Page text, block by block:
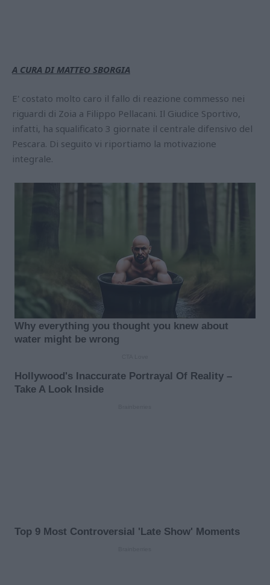
A CURA DI MATTEO SBORGIA
E' costato molto caro il fallo di reazione commesso nei
riguardi di Zoia a Filippo Pellacani. Il Giudice Sportivo,
infatti, ha squalificato 3 giornate il centrale difensivo del
Pescara. Di seguito vi riportiamo la motivazione
integrale.